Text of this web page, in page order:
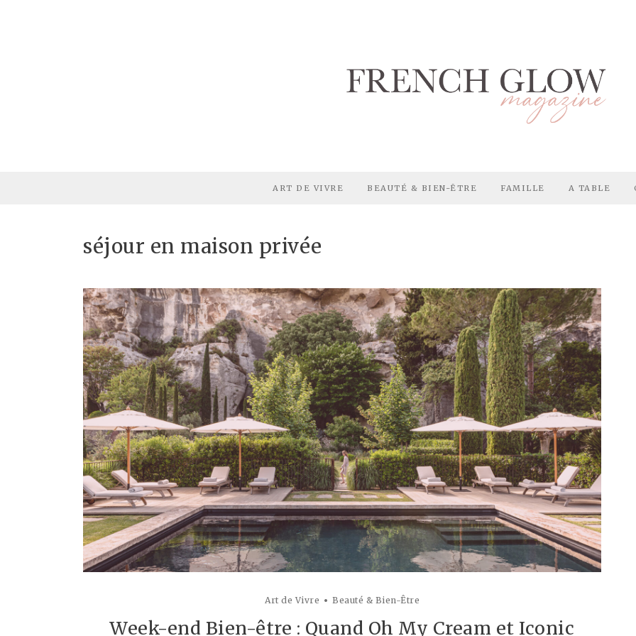
ART DE VIVRE BEAUTÉ & BIEN-ÊTRE FAMILLE A TABLE
séjour en maison privée
Art de Vivre Beauté & Bien-Être
Week-end Bien-être : Quand Oh My Cream et Iconic